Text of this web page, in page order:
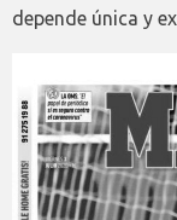
depende única y